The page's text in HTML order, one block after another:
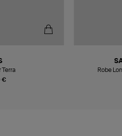
€
Terra
Robe